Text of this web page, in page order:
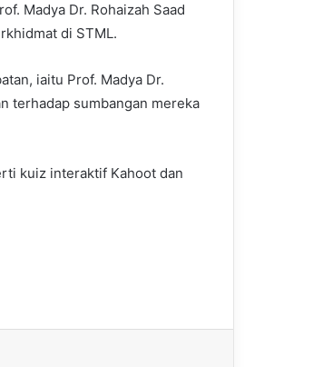
Madya Dr. Rohaizah Saad
di STML.
iaitu Prof. Madya Dr.
terhadap sumbangan mereka
kuiz interaktif Kahoot dan